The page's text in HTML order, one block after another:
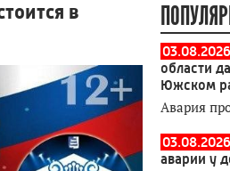
в
области
Южском
Авария
аварии у